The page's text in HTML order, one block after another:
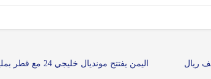
تفضح طيران السعودية وتنتزع 700 ألف ريال
اليمن يفتتح مونديال خليجي 24 مع قطر بمليون دولار له وهؤلاء